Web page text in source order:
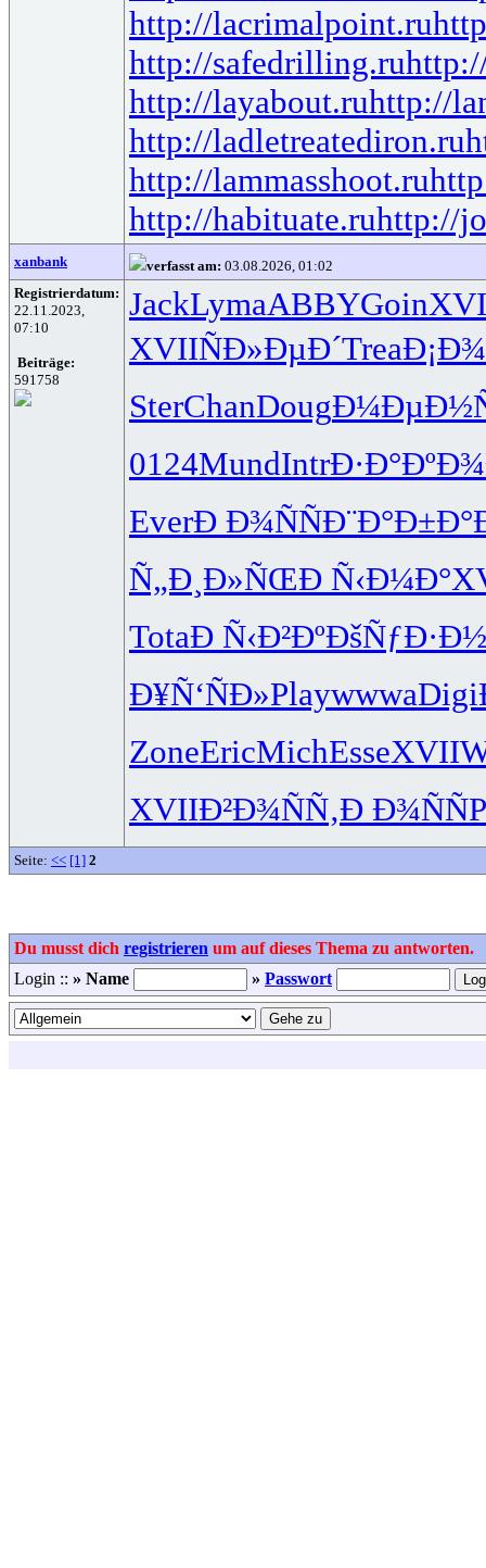
http://lacrimalpoint.ru
http://safedrilling.ru
http://layabout.ruhttp://
http://ladletreatediron.ru
http://lammasshoot.ru
http://habituate.ruhttp://
xanbank verfasst am: 03.08.2026, 01:02
Registrierdatum:
22.11.2023,
07:10
Beiträge:
591758
JackLymaABBYGoin
XVIIÑÐ»ÐµÐ´Trea
SterChanDoug
0124MundIntrÐ·Ð°ÐºÐ¾
EverÐ Ð¾ÑÑÐ¨Ð°Ð±Ð°
Ñ„Ð¸Ð»ÑŒÐ Ñ‹Ð¼Ð°
TotaÐ Ñ‹Ð²ÐºÐšÑƒÐ·Ð½
Ð¥Ñ‘ÑÐ»PlaywwwaDigi
ZoneEricMichEsseXVII
XVIIÐ²Ð¾ÑÑ‚Ð Ð¾ÑÑ
Seite: << [1] 2
Du musst dich registrieren um auf dieses Thema zu antworten.
Login :: » Name » Passwort